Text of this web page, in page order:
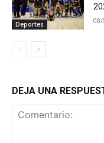
Deportes
DEJA UNA